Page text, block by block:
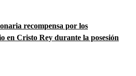
recompensa por los
en Cristo Rey durante la posesión